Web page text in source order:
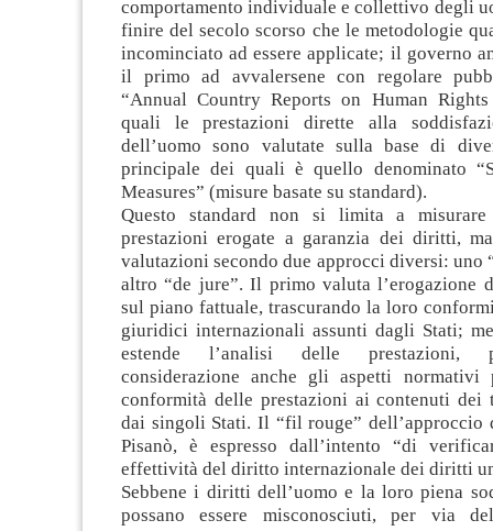
comportamento individuale e collettivo degli
finire del secolo scorso che le metodologie
incominciato ad essere applicate; il governo
il primo ad avvalersene con regolare
“Annual Country Reports on Human Rights
quali le prestazioni dirette alla
dell’uomo sono valutate sulla base di
principale dei quali è quello denominato
Measures” (misure basate su standard).
Questo standard non si limita a
prestazioni erogate a garanzia dei diritti,
valutazioni secondo due approcci diversi: uno
altro “de jure”. Il primo valuta l’erogazione
sul piano fattuale, trascurando la loro
giuridici internazionali assunti dagli Stati;
estende l’analisi delle prestazioni,
considerazione anche gli aspetti normativi
conformità delle prestazioni ai contenuti
dai singoli Stati. Il “fil rouge” dell’approccio
Pisanò, è espresso dall’intento “di
effettività del diritto internazionale dei diritti
Sebbene i diritti dell’uomo e la loro piena
possano essere misconosciuti, per via